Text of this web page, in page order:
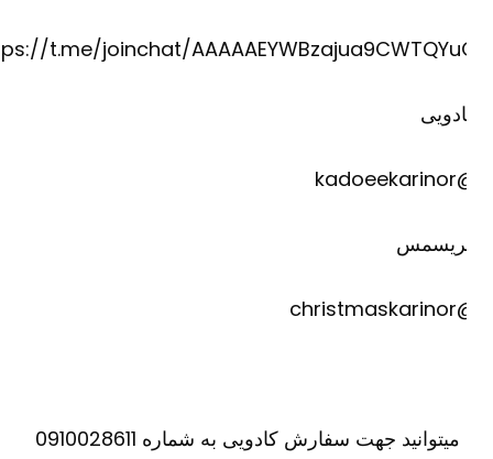
https://t.me/joinchat/
یا میتوانید جهت سفارش کادویی به شماره 0910028611